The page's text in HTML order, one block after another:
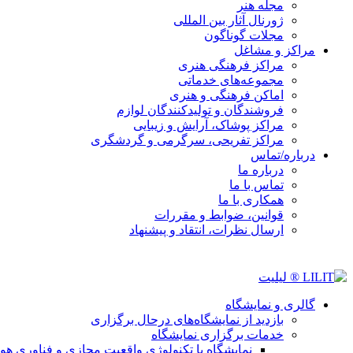
مجله هنر
ژورنال آثار بین المللی
مجلات گوناگون
مراکز و مشاغل
مراکز فرهنگی هنری
مجموعه‌های خدماتی
اماکن فرهنگی و هنری
فروشندگان و تولیدکنندگان لوازم
مراکز پوشاک، آرایش و زیبایی
مراکز تفریحی، سرگرمی و گردشگری
درباره/تماس
درباره ما
تماس با ما
همکاری با ما
قوانین، ضوابط و مقررات
ارسال نظرات، انتقاد و پیشنهاد
گالری و نمایشگاه
بازدید از نمایشگاه‌های درحال برگزاری
خدمات برگزاری نمایشگاه
نمایشگاه با تکنولوژی واقعیت مجازی و